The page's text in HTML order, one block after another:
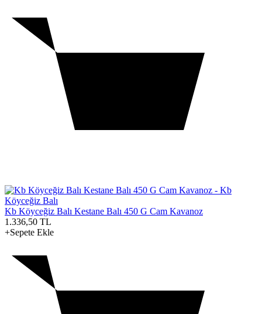
Kb Köyceğiz Balı Kestane Balı 450 G Cam Kavanoz
1.336,50 TL
+Sepete Ekle